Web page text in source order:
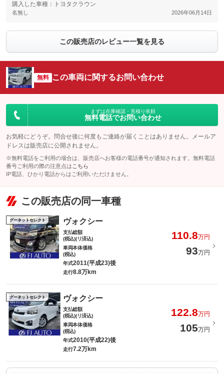
購入した車種：トヨタクラウン
名無し 2026年06月14日
この販売店のレビュー一覧を見る
無料 この車両に関するお問い合わせ
まずは在庫確認・見積り依頼
無料電話でお問い合わせ
お気軽にどうぞ。問合せ後に何度もご連絡が届くことはありません。メールア
ドレスは販売店に公開されません。
※無料電話をご利用の場合は、販売店へお客様の電話番号が通知されます。無料電話
番号ご利用の際の注意点は こちら
IP電話、ひかり電話からはご利用いただけません。
この販売店の同一車種
グーネットセレクト ヴォクシー
支払総額
(税込)(リ済込)
110.8万円
車両本体価格
(税込)
93万円
年式2011(平成23)後
走行8.8万km
グーネットセレクト ヴォクシー
支払総額
(税込)(リ済込)
122.8万円
車両本体価格
(税込)
105万円
年式2010(平成22)後
走行7.2万km